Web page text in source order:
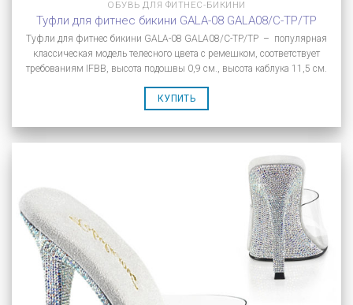
ОБУВЬ ДЛЯ ФИТНЕС-БИКИНИ
Туфли для фитнес бикини GALA-08 GALA08/C-TP/TP
Туфли для фитнес бикини GALA-08 GALA08/C-TP/TP – популярная
классическая модель телесного цвета с ремешком, соответствует
требованиям IFBB, высота подошвы 0,9 см., высота каблука 11,5 см.
КУПИТЬ